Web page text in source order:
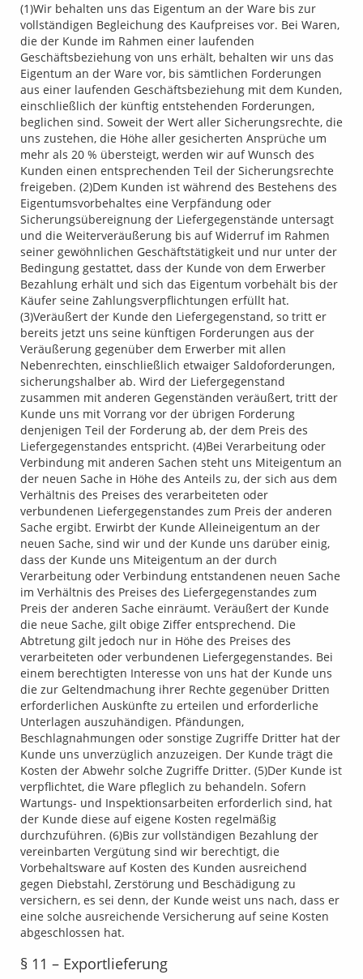
(1)Wir behalten uns das Eigentum an der Ware bis zur
vollständigen Begleichung des Kaufpreises vor. Bei Waren,
die der Kunde im Rahmen einer laufenden
Geschäftsbeziehung von uns erhält, behalten wir uns das
Eigentum an der Ware vor, bis sämtlichen Forderungen
aus einer laufenden Geschäftsbeziehung mit dem Kunden,
einschließlich der künftig entstehenden Forderungen,
beglichen sind. Soweit der Wert aller Sicherungsrechte, die
uns zustehen, die Höhe aller gesicherten Ansprüche um
mehr als 20 % übersteigt, werden wir auf Wunsch des
Kunden einen entsprechenden Teil der Sicherungsrechte
freigeben. (2)Dem Kunden ist während des Bestehens des
Eigentumsvorbehaltes eine Verpfändung oder
Sicherungsübereignung der Liefergegenstände untersagt
und die Weiterveräußerung bis auf Widerruf im Rahmen
seiner gewöhnlichen Geschäftstätigkeit und nur unter der
Bedingung ge­stattet, dass der Kunde von dem Erwerber
Bezahlung erhält und sich das Eigentum vorbehält bis der
Käufer seine Zahlungsverpflichtungen erfüllt hat.
(3)Veräußert der Kunde den Liefergegenstand, so tritt er
bereits jetzt uns seine künftigen Forderungen aus der
Veräußerung gegenüber dem Erwerber mit allen
Nebenrechten, einschließlich etwaiger Saldoforderungen,
sicherungshalber ab. Wird der Liefergegenstand
zusammen mit anderen Gegenständen veräußert, tritt der
Kunde uns mit Vorrang vor der übrigen Forderung
denjenigen Teil der Forderung ab, der dem Preis des
Liefergegenstandes entspricht. (4)Bei Verarbeitung oder
Verbindung mit anderen Sachen steht uns Miteigentum an
der neuen Sache in Höhe des Anteils zu, der sich aus dem
Verhältnis des Preises des verarbeiteten oder
verbundenen Liefergegenstandes zum Preis der anderen
Sache ergibt. Erwirbt der Kunde Alleineigentum an der
neuen Sache, sind wir und der Kunde uns darüber einig,
dass der Kunde uns Miteigentum an der durch
Verarbeitung oder Verbindung entstandenen neuen Sache
im Verhältnis des Preises des Liefergegenstandes zum
Preis der anderen Sache einräumt. Veräußert der Kunde
die neue Sache, gilt obige Ziffer entsprechend. Die
Abtretung gilt jedoch nur in Höhe des Preises des
verarbeiteten oder verbundenen Liefergegenstandes. Bei
einem berechtigten Interesse von uns hat der Kunde uns
die zur Geltendmachung ihrer Rechte gegenüber Dritten
erforderlichen Auskünfte zu erteilen und erforderliche
Unterlagen auszuhändigen. Pfändungen,
Beschlagnahmungen oder sonstige Zugriffe Dritter hat der
Kunde uns unverzüglich anzuzeigen. Der Kunde trägt die
Kosten der Abwehr solche Zugriffe Dritter. (5)Der Kunde ist
verpflichtet, die Ware pfleglich zu behandeln. Sofern
Wartungs- und Inspektionsarbeiten erforderlich sind, hat
der Kunde diese auf eigene Kosten regelmäßig
durchzuführen. (6)Bis zur vollständigen Bezahlung der
vereinbarten Vergütung sind wir berechtigt, die
Vorbehaltsware auf Kosten des Kunden ausreichend
gegen Diebstahl, Zerstörung und Beschädigung zu
versichern, es sei denn, der Kunde weist uns nach, dass er
eine solche ausreichende Versicherung auf seine Kosten
abgeschlossen hat.
§ 11 – Exportlieferung